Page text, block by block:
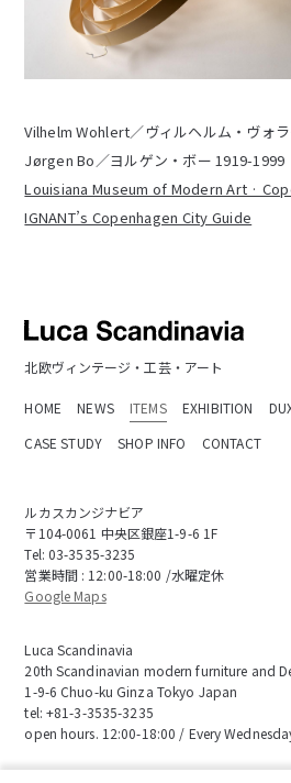
Vilhelm Wohlert／ヴィルヘルム・ヴォ
Jørgen Bo／ヨルゲン・ボー 1919-1999
Louisiana Museum of Modern Art ·
IGNANT’s Copenhagen City Guide
北欧ヴィンテージ・工芸・アート
HOME NEWS ITEMS EXHIBITION
CASE STUDY
SHOP INFO CONTACT
ルカスカンジナビア
〒104-0061 中央区銀座1-9-6 1F
Tel: 03-3535-3235
営業時間 : 12:00-18:00 /水曜定休
Google Maps
Luca Scandinavia
20th Scandinavian modern furniture and
1-9-6 Chuo-ku Ginza Tokyo Japan
tel: +81-3-3535-3235
open hours. 12:00-18:00 / Every